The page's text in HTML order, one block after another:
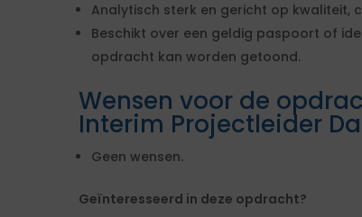
Analytisch sterk en gericht op kwaliteit,
Beschikt over een geldig paspoort of
opdracht kan worden getoond.
Wensen voor de
Interim Projectleider
Geen wensen.
Geïnteresseerd in deze opdracht?